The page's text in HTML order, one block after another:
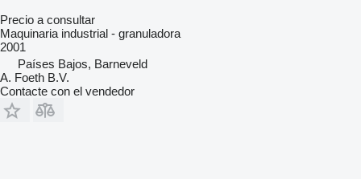
Precio a consultar
Maquinaria industrial - granuladora
2001
Países Bajos, Barneveld
A. Foeth B.V.
Contacte con el vendedor